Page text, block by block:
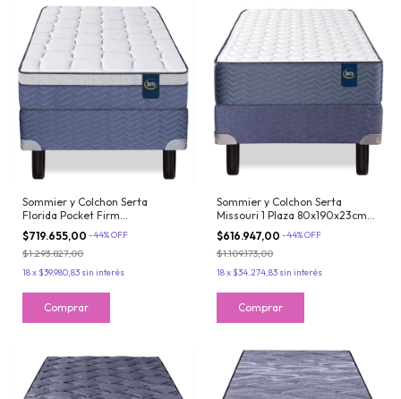
Sommier y Colchon Serta
Florida Pocket Firm
80x190x26cm Resortes Con
Europillow Soft
$719.655,00 -44%OFF
$1.293.827,00
18x $39.980,83 sin interés
Sommier y Colchon Serta
Missouri 1 Plaza 80x190x23cm
Espuma de Alta Densidad
$616.947,00 -44%OFF
$1.109.173,00
18x $34.274,83 sin interés